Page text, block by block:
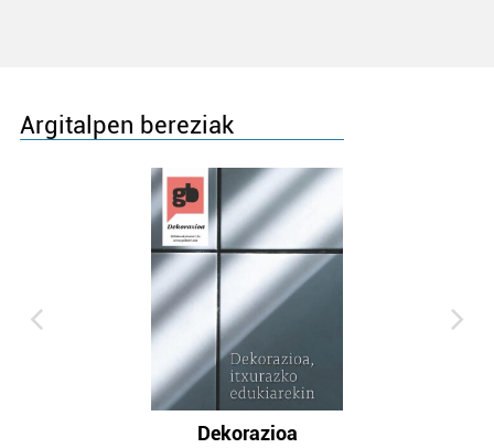
Argitalpen bereziak
Dekorazioa